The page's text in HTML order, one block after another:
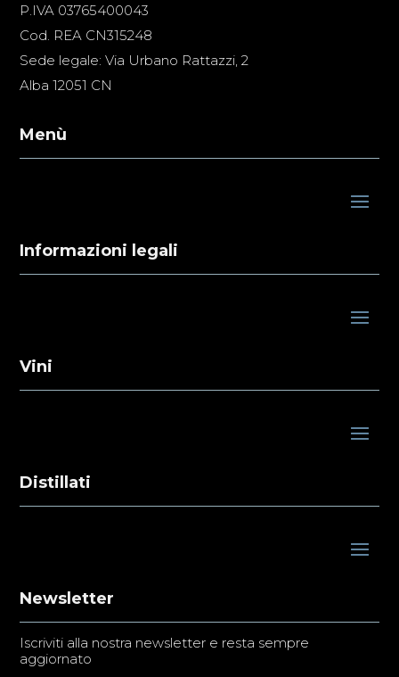
P.IVA 03765400043
Cod. REA CN315248
Sede legale: Via Urbano Rattazzi, 2
Alba 12051 CN
Menù
Informazioni legali
Vini
Distillati
Newsletter
Iscriviti alla nostra newsletter e resta sempre
aggiornato